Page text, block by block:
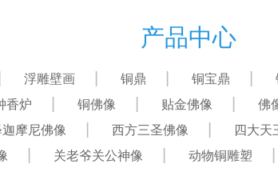
产品中心
浮雕壁画 铜鼎 铜宝鼎
香炉 铜佛像 贴金佛像 佛
摩尼佛像 西方三圣佛像 四大天
关老爷关公神像 动物铜雕塑